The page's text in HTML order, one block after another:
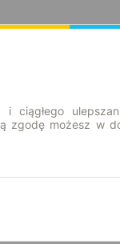
zgodę możesz w